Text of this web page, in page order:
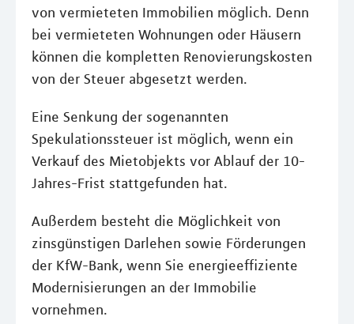
von vermieteten Immobilien möglich. Denn
bei vermieteten Wohnungen oder Häusern
können die kompletten Renovierungskosten
von der Steuer abgesetzt werden.
Eine Senkung der sogenannten
Spekulationssteuer ist möglich, wenn ein
Verkauf des Mietobjekts vor Ablauf der 10-
Jahres-Frist stattgefunden hat.
Außerdem besteht die Möglichkeit von
zinsgünstigen Darlehen sowie Förderungen
der KfW-Bank, wenn Sie energieeffiziente
Modernisierungen an der Immobilie
vornehmen.